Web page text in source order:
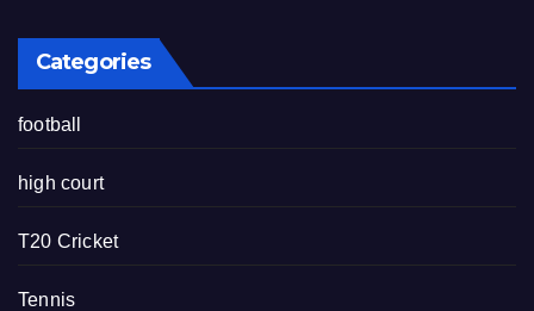
Categories
football
high court
T20 Cricket
Tennis